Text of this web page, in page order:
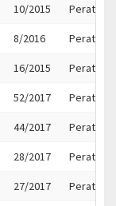
10/2015 Peraturan
8/2016 Peraturan
16/2015 Peraturan
52/2017 Peraturan
44/2017 Peraturan
28/2017 Peraturan
27/2017 Peraturan